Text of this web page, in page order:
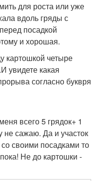
для роста или уже
вдоль гряды с
посадкой
и хорошая.
картошкой четыре
увидете какая
согласно буквря
всего 5 грядок+ 1
не сажаю. Да и участок
своими посадками то
Не до картошки -